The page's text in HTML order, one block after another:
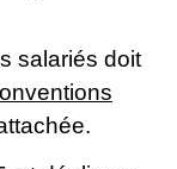
salariés doit